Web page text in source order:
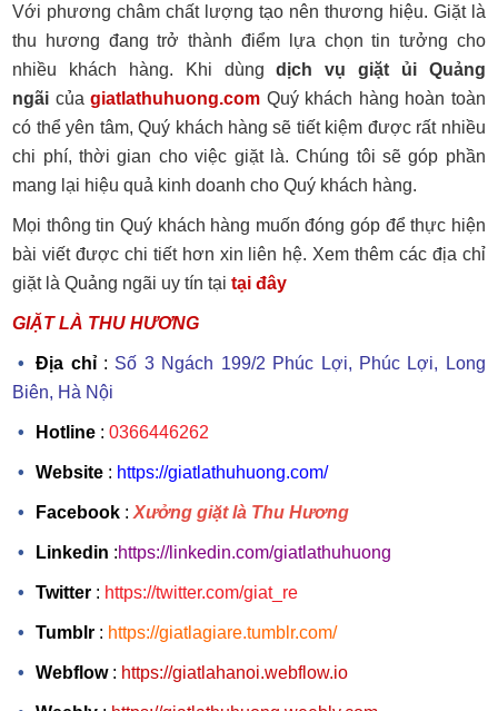
Với phương châm chất lượng tạo nên thương hiệu. Giặt là
thu hương đang trở thành điểm lựa chọn tin tưởng cho
nhiều khách hàng. Khi dùngdịch vụ giặt ủi Quảng
ngãi củagiatlathuhuong.com Quý khách hàng hoàn toàn
có thể yên tâm, Quý khách hàng sẽ tiết kiệm được rất nhiều
chi phí, thời gian cho việc giặt là. Chúng tôi sẽ góp phần
mang lại hiệu quả kinh doanh cho Quý khách hàng.
Mọi thông tin Quý khách hàng muốn đóng góp để thực hiện
bài viết được chi tiết hơn xin liên hệ. Xem thêm các địa chỉ
giặt là Quảng ngãi uy tín tạitại đây
GIẶT LÀ THU HƯƠNG
Địa chỉ: Số 3 Ngách 199/2 Phúc Lợi, Phúc Lợi, Long
Biên, Hà Nội
Hotline :0366446262
Website : https://giatlathuhuong.com/
Facebook :Xưởng giặt là Thu Hương
Linkedin :https://linkedin.com/giatlathuhuong
Twitter : https://twitter.com/giat_re
Tumblr : https://giatlagiare.tumblr.com/
Webflow : https://giatlahanoi.webflow.io